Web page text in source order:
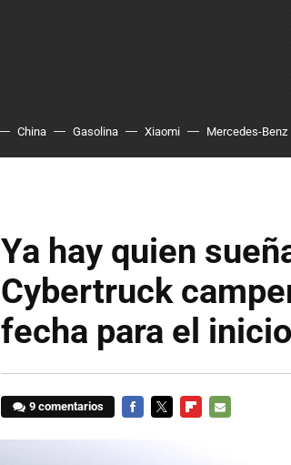
China Gasolina Xiaomi Mercedes-Benz
Ya hay quien
Cybertruck
fecha para el
9 comentarios